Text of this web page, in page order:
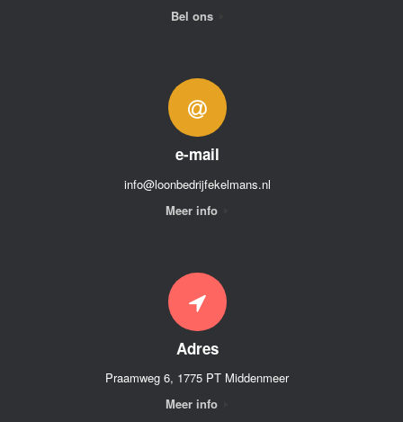
Bel ons
e-mail
info@loonbedrijfekelmans.nl
Meer info
Adres
Praamweg 6, 1775 PT Middenmeer
Meer info